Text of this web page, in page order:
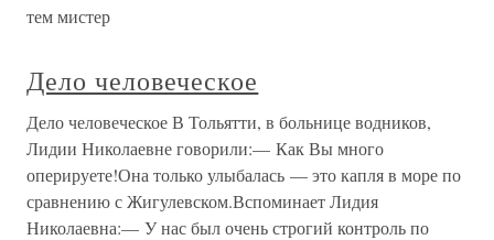
тем мистер
Дело человеческое
Дело человеческое В Тольятти, в больнице водников,
Лидии Николаевне говорили:— Как Вы много
оперируете!Она только улыбалась — это капля в море по
сравнению с Жигулевском.Вспоминает Лидия
Николаевна:— У нас был очень строгий контроль по